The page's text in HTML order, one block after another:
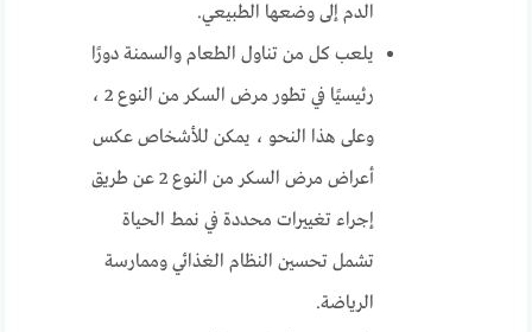
الدم إلى وضعها الطبيعي.
يلعب كل من تناول الطعام والسمنة دورًا
رئيسيًا في تطور مرض السكر من النوع 2 ،
وعلى هذا النحو ، يمكن للأشخاص عكس
أعراض مرض السكر من النوع 2 عن طريق
إجراء تغييرات محددة في نمط الحياة
تشمل تحسين النظام الغذائي وممارسة
الرياضة.